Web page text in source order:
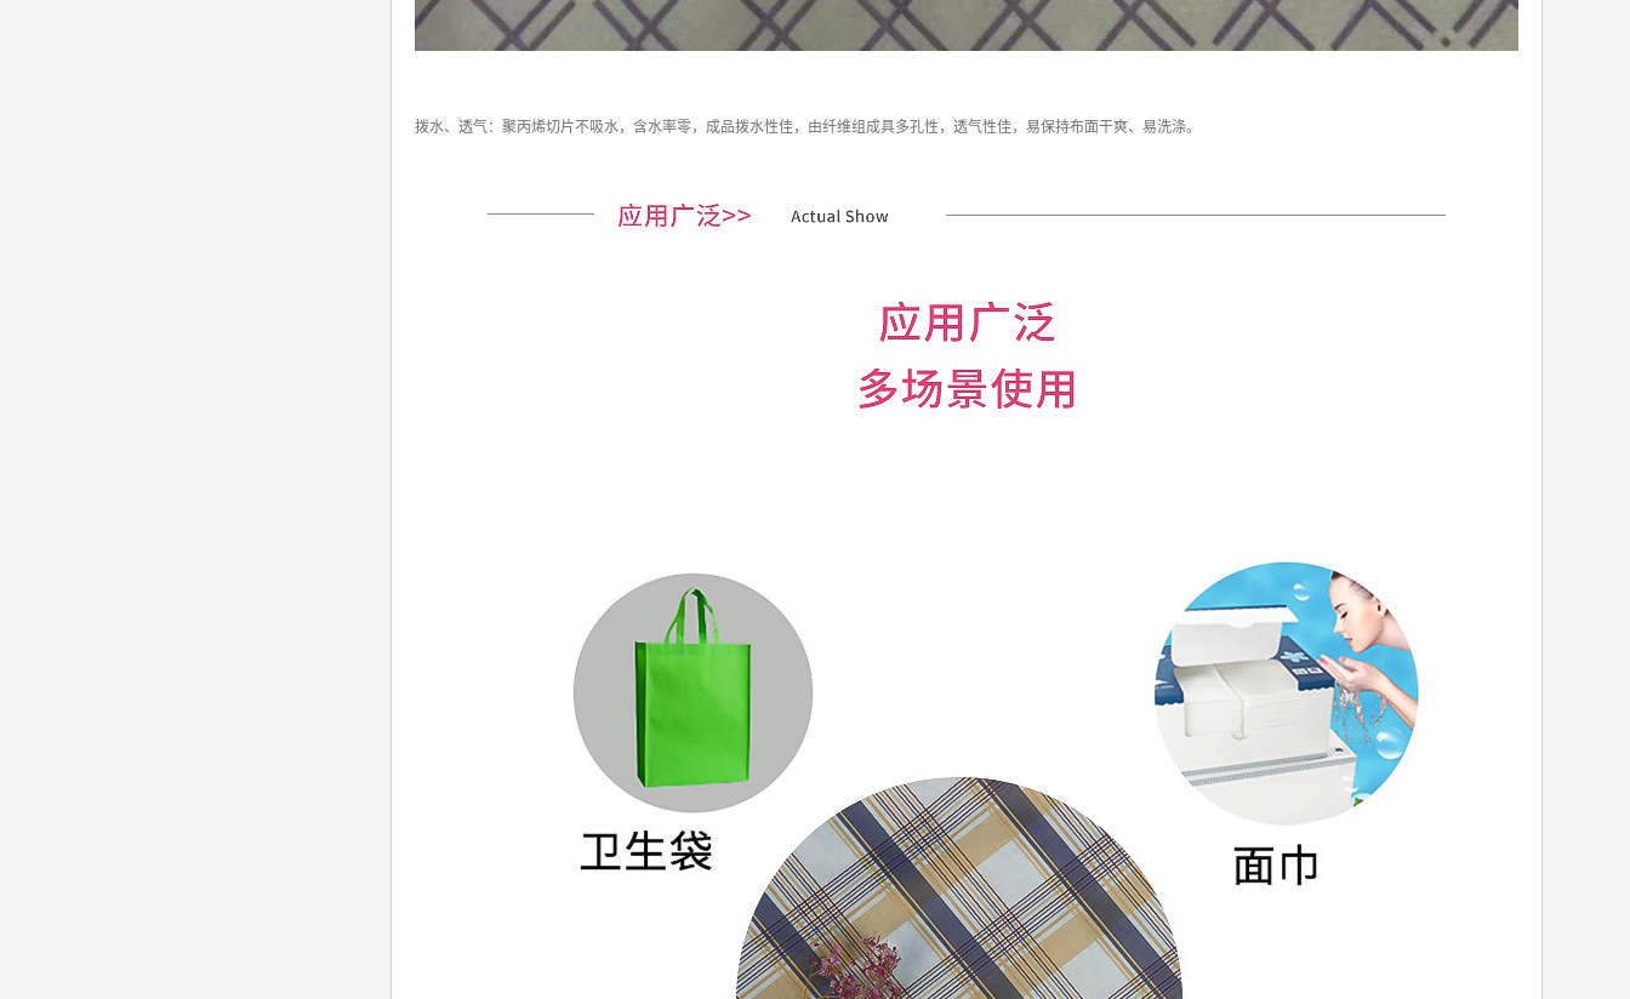
拨水、透气：聚丙烯切片不吸水，含水率零，成品拨水性佳，由纤维组成具多孔性，透气性佳，易保持布面干爽、易洗涤。